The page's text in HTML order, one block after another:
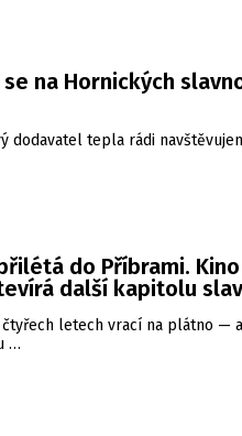
na Hornických
dodavatel tepla rádi
do Příbrami.
další kapitolu
čtyřech letech vrací na plátno —
…